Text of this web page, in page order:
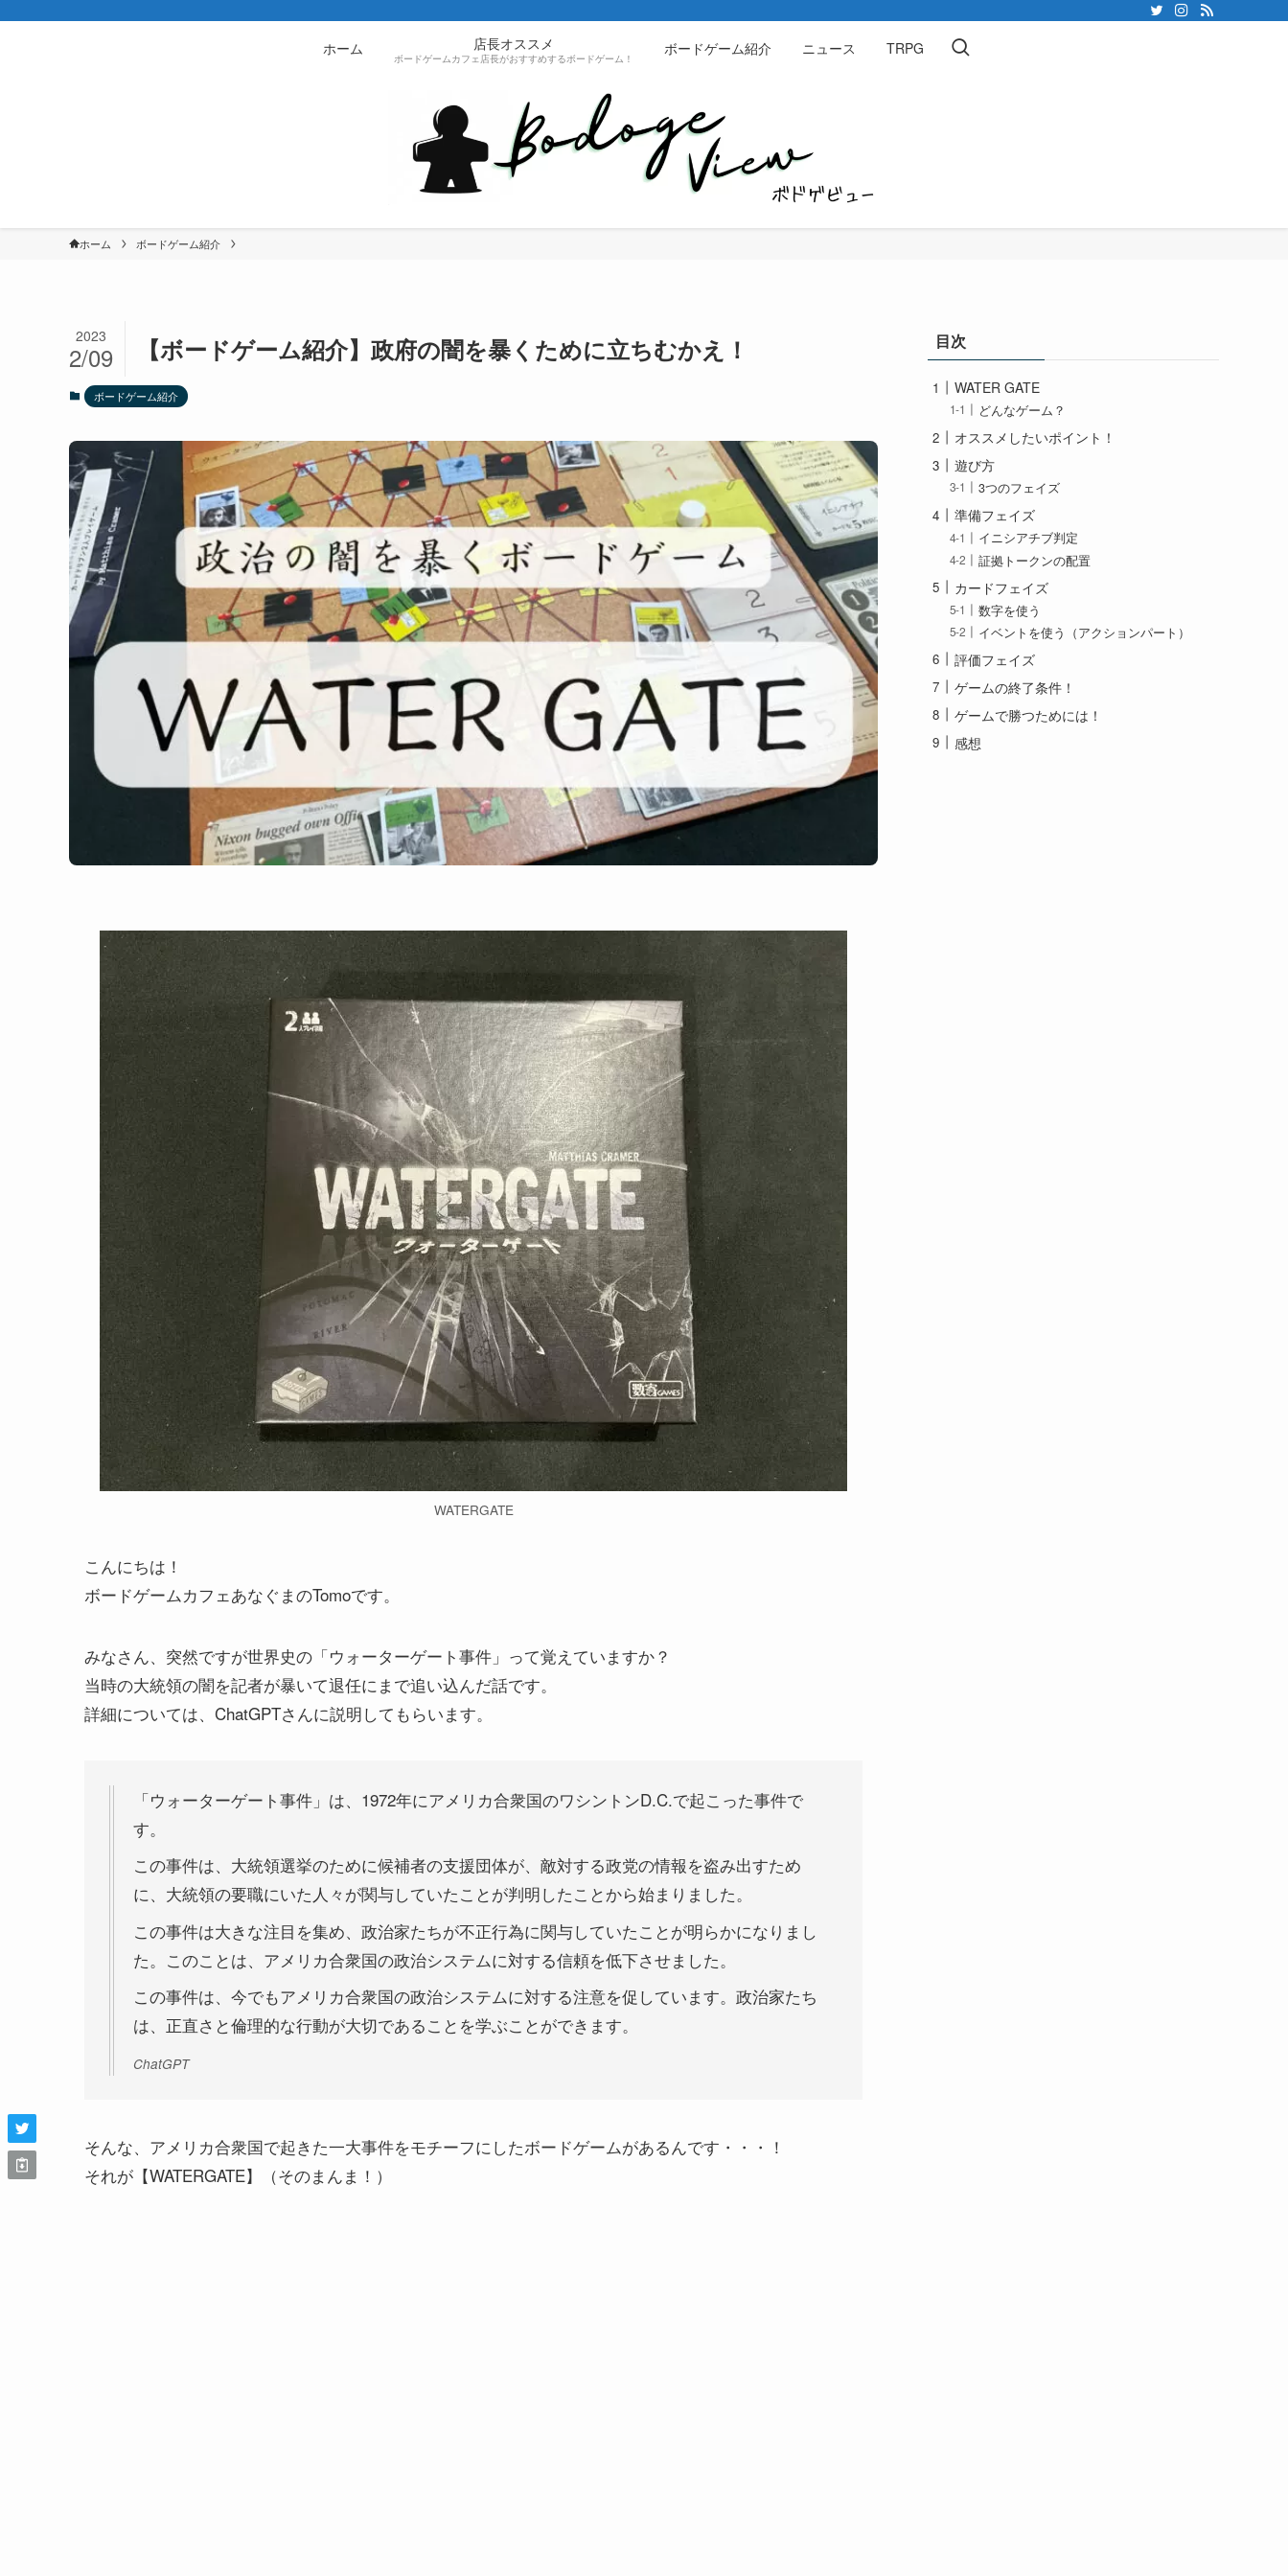
ホーム 店長オススメ
ボードゲームカフェ店長がおすすめするボードゲーム！
ボードゲーム紹介 ニュース TRPG
ホーム ボードゲーム紹介
【ボードゲーム紹介】政府の闇を暴くために立ちむかえ！
2023
2/09
ボードゲーム紹介
WATERGATE
こんにちは！
ボードゲームカフェあなぐまのTomoです。
みなさん、突然ですが世界史の「ウォーターゲート事件」って覚えていますか？
当時の大統領の闇を記者が暴いて退任にまで追い込んだ話です。
詳細については、ChatGPTさんに説明してもらいます。
「ウォーターゲート事件」は、1972年にアメリカ合衆国のワシントンD.C.で起こった事件で
す。
この事件は、大統領選挙のために候補者の支援団体が、敵対する政党の情報を盗み出すため
に、大統領の要職にいた人々が関与していたことが判明したことから始まりました。
この事件は大きな注目を集め、政治家たちが不正行為に関与していたことが明らかになりまし
た。このことは、アメリカ合衆国の政治システムに対する信頼を低下させました。
この事件は、今でもアメリカ合衆国の政治システムに対する注意を促しています。政治家たち
は、正直さと倫理的な行動が大切であることを学ぶことができます。
ChatGPT
そんな、アメリカ合衆国で起きた一大事件をモチーフにしたボードゲームがあるんです・・・！
それが【WATERGATE】（そのまんま！）
目次
WATER GATE
どんなゲーム？
オススメしたいポイント！
遊び方
3つのフェイズ
準備フェイズ
イニシアチブ判定
証拠トークンの配置
カードフェイズ
数字を使う
イベントを使う（アクションパート）
評価フェイズ
ゲームの終了条件！
ゲームで勝つためには！
感想